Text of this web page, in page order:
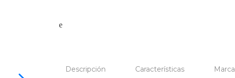
Descripción Características Marca